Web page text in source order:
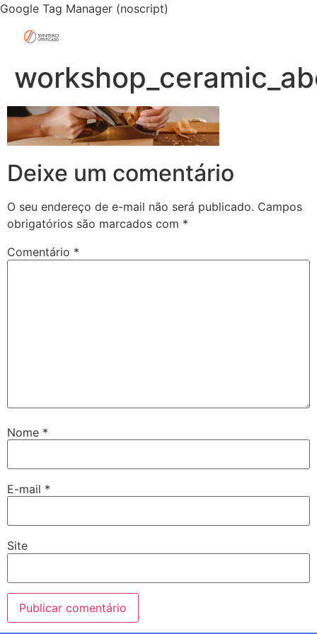
Google Tag Manager (noscript)
Deixe um comentário
O seu endereço de e-mail não será publicado. Campos
obrigatórios são marcados com *
Comentário *
Nome *
E-mail *
Site